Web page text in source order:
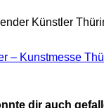
Künstler
– Kunstmesse
dir auch